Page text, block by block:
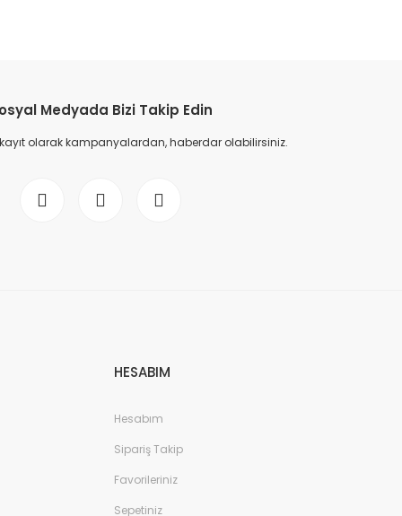
Medyada Bizi Takip Edin
olarak kampanyalardan, haberdar olabilirsiniz.
HESABIM
Hesabım
Sipariş Takip
Favorileriniz
Sepetiniz